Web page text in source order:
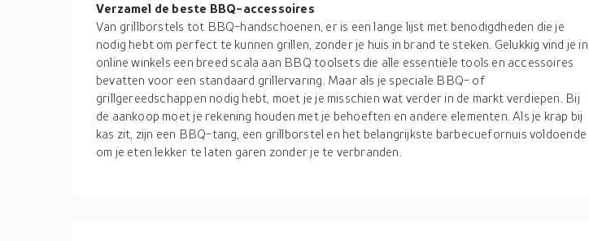
Verzamel de beste BBQ-accessoires
Van grillborstels tot BBQ-handschoenen, er is een lange lijst met benodigdheden die je
nodig hebt om perfect te kunnen grillen, zonder je huis in brand te steken. Gelukkig vind je in
online winkels een breed scala aan BBQ toolsets die alle essentiële tools en accessoires
bevatten voor een standaard grillervaring. Maar als je speciale BBQ- of
grillgereedschappen nodig hebt, moet je je misschien wat verder in de markt verdiepen. Bij
de aankoop moet je rekening houden met je behoeften en andere elementen. Als je krap bij
kas zit, zijn een BBQ-tang, een grillborstel en het belangrijkste barbecuefornuis voldoende
om je eten lekker te laten garen zonder je te verbranden.